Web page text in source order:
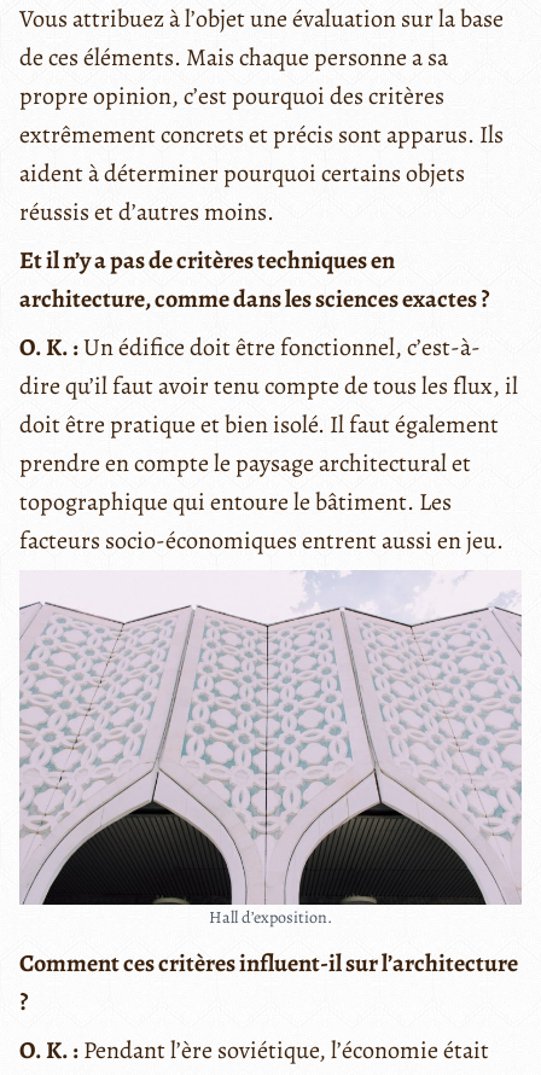
Vous attribuez à l’objet une évaluation sur la base
de ces éléments. Mais chaque personne a sa
propre opinion, c’est pourquoi des critères
extrêmement concrets et précis sont apparus. Ils
aident à déterminer pourquoi certains objets
réussis et d’autres moins.
Et il n’y a pas de critères techniques en
architecture, comme dans les sciences exactes ?
O. K. :Un édifice doit être fonctionnel, c’est-à-
dire qu’il faut avoir tenu compte de tous les flux, il
doit être pratique et bien isolé. Il faut également
prendre en compte le paysage architectural et
topographique qui entoure le bâtiment. Les
facteurs socio-économiques entrent aussi en jeu.
Hall d’exposition.
Comment ces critères influent-il sur l’architecture
?
O. K. :Pendant l’ère soviétique, l’économie était